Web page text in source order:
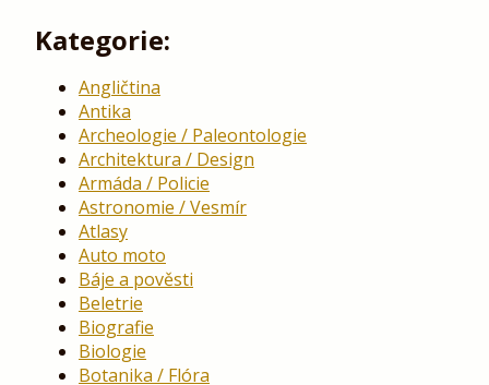
Kategorie:
Angličtina
Antika
Archeologie / Paleontologie
Architektura / Design
Armáda / Policie
Astronomie / Vesmír
Atlasy
Auto moto
Báje a pověsti
Beletrie
Biografie
Biologie
Botanika / Flóra